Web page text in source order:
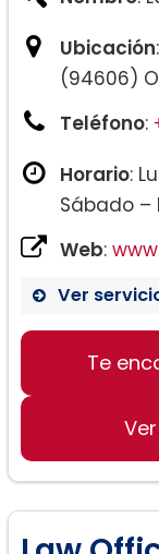
Ubicación
(94606)
Teléfono:
Horario:
Sábado –
Web:
Ver
Te